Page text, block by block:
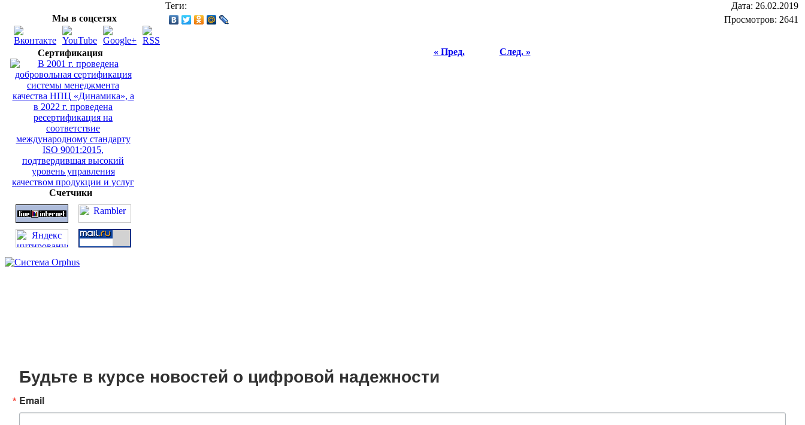
Мы в соцсетях
Сертификация
Счетчики
Теги: Дата: 26.02.2019
Просмотров: 2641
« Пред. След. »
Будьте в курсе новостей о цифровой надежности
Email